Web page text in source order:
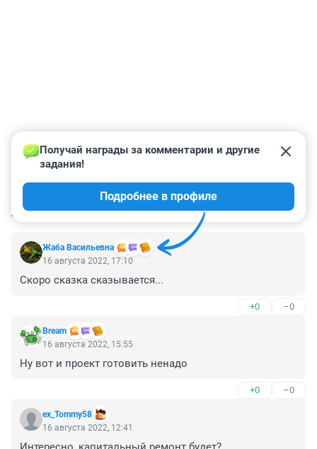
КОММЕНТАРИИ 36
Жаба Васильевна
Получай награды за комментарии и другие
задания!
Подробнее в профиле
16 августа 2022, 17:10
Скоро сказка сказывается...
+0 –0
Bream
16 августа 2022, 15:55
Ну вот и проект готовить ненадо
+0 –0
ex_Tommy58
16 августа 2022, 12:41